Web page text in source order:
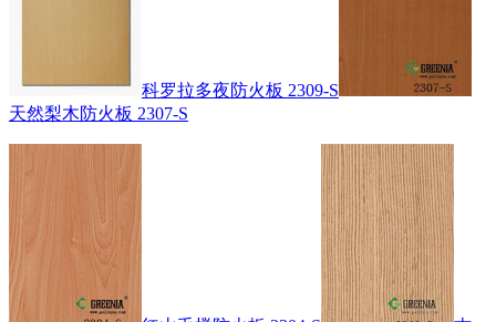
科罗拉多夜防火板 2309-S
天然梨木防火板 2307-S